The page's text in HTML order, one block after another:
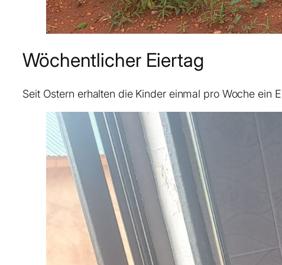
Wöchentlicher Eiertag
Seit Ostern erhalten die Kinder einmal pro Woche ein